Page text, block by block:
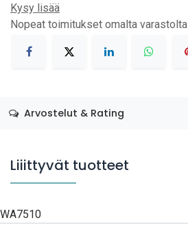
Kysy lisää
Nopeat toimitukset omalta varastolta
Arvostelut & Rating
Liiittyvät tuotteet
WA7510